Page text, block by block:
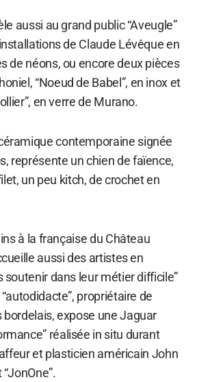
aussi au grand public “Aveugle”
de Claude Lévêque en
de néons, ou encore deux pièces
“Noeud de Babel”, en inox et
en verre de Murano.
contemporaine signée
représente un chien de faïence,
un peu kitch, de crochet en
à la française du Château
aussi des artistes en
soutenir dans leur métier difficile”
propriétaire de
expose une Jaguar
réalisée in situ durant
et plasticien américain John